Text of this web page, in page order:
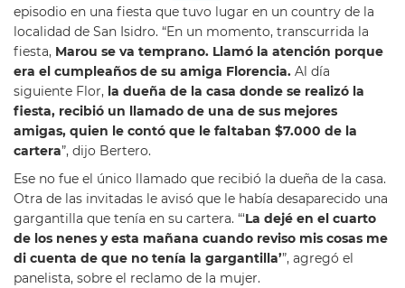
episodio en una fiesta que tuvo lugar en un country de la
localidad de San Isidro. “En un momento, transcurrida la
fiesta, Marou se va temprano. Llamó la atención porque
era el cumpleaños de su amiga Florencia. Al día
siguiente Flor, la dueña de la casa donde se realizó la
fiesta, recibió un llamado de una de sus mejores
amigas, quien le contó que le faltaban $7.000 de la
cartera”, dijo Bertero.
Ese no fue el único llamado que recibió la dueña de la casa.
Otra de las invitadas le avisó que le había desaparecido una
gargantilla que tenía en su cartera. “‘La dejé en el cuarto
de los nenes y esta mañana cuando reviso mis cosas me
di cuenta de que no tenía la gargantilla’”, agregó el
panelista, sobre el reclamo de la mujer.